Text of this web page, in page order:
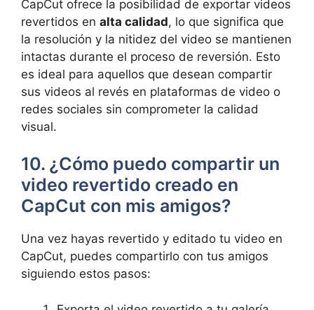
CapCut ofrece la posibilidad de exportar videos
revertidos en alta calidad, lo que significa que
la resolución y la nitidez del video se mantienen
intactas durante el proceso de reversión. Esto
es ideal para aquellos que desean compartir
sus videos al revés en plataformas de video o
redes sociales sin comprometer la calidad
visual.
10. ¿Cómo puedo compartir un
video revertido creado en
CapCut con mis amigos?
Una vez hayas revertido y editado tu video en
CapCut, puedes compartirlo con tus amigos
siguiendo estos pasos: